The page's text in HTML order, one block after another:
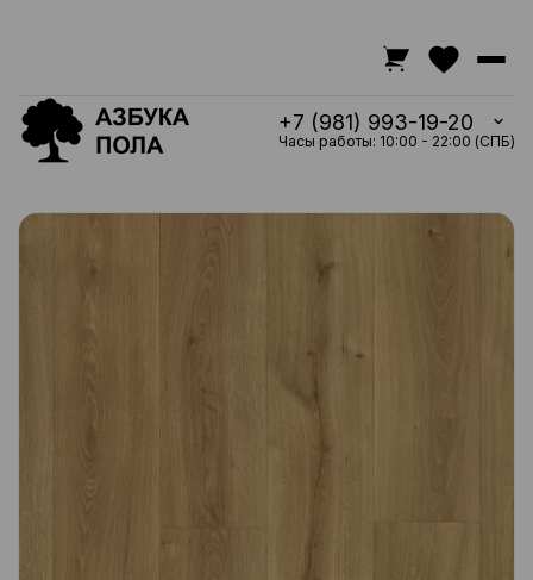
+7 (981) 993-19-20
Часы работы: 10:00 - 22:00 (СПБ)